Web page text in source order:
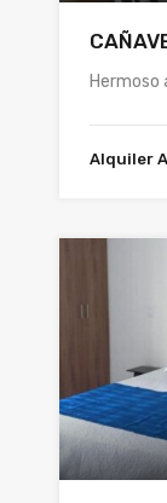
Alquiler